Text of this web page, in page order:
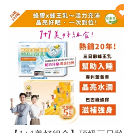
Menu
品牌故事
商品介紹
中文
English